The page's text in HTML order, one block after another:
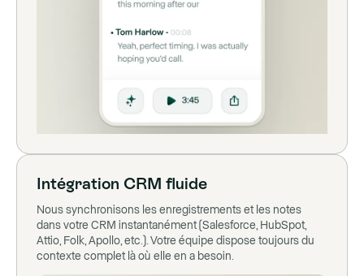
Intégration CRM fluide
Nous synchronisons les enregistrements et les notes
dans votre CRM instantanément (Salesforce, HubSpot,
Attio, Folk, Apollo, etc.). Votre équipe dispose toujours du
contexte complet là où elle en a besoin.